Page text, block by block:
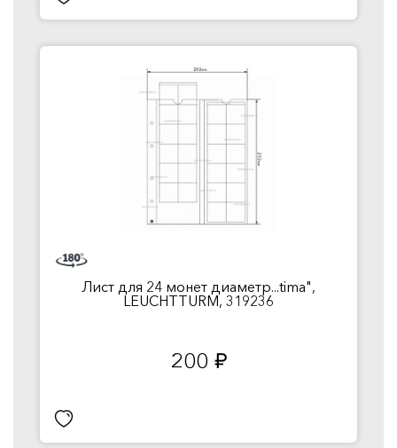
Лист для 24 монет диаметр...tima",
LEUCHTTURM, 319236
200 руб.